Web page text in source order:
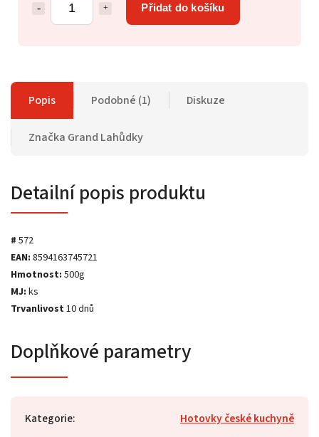
Přidat do košíku
Popis Podobné (1) Diskuze
Značka Grand Lahůdky
Detailní popis produktu
# 572
EAN: 8594163745721
Hmotnost: 500g
MJ: ks
Trvanlivost10 dnů
Doplňkové parametry
Kategorie:
Hotovky české kuchyně